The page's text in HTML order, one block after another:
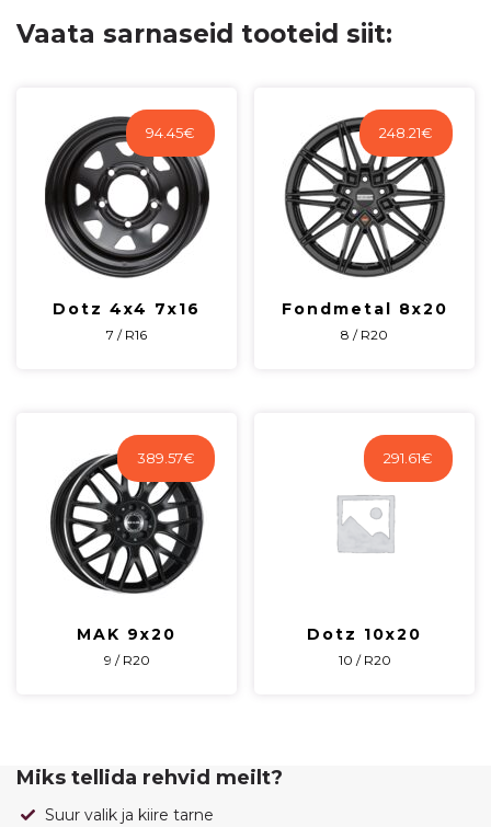
kogus
Vaata sarnaseid tooteid siit:
94.45€
Dotz 4x4 7x16
7 / R16
248.21€
Fondmetal 8x20
8 / R20
389.57€
MAK 9x20
9 / R20
291.61€
Dotz 10x20
10 / R20
Miks tellida rehvid meilt?
Suur valik ja kiire tarne